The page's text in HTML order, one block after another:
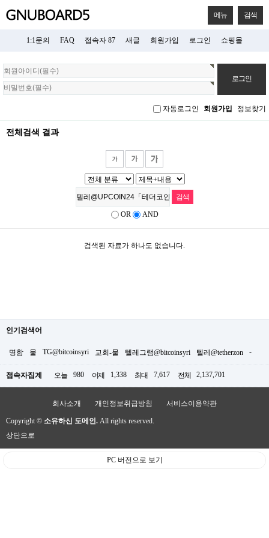
메뉴 검색
1:1문의 FAQ 접속자 87 새글 회원가입 로그인 쇼핑몰
회
원
로
자동로그인 회원가입 정보찾기
전체검색 결과
OR AND
검색된 자료가 하나도 없습니다.
인기검색어
명함 물 TG@bitcoinsyri 교회-물 텔레그램@bitcoinsyri 텔레@tetherzon -
접속자집계 오늘 980 어제 1,338 최대 7,617 전체 2,137,701
회사소개 개인정보취급방침 서비스이용약관
Copyright © 소유하신 도메인. All rights reserved.
상단으로
PC 버전으로 보기